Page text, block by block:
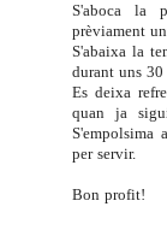
S'aboca la
prèviament
S'abaixa la
durant uns
Es deixa
quan ja
S'empolsima
per servir.
Bon profit!